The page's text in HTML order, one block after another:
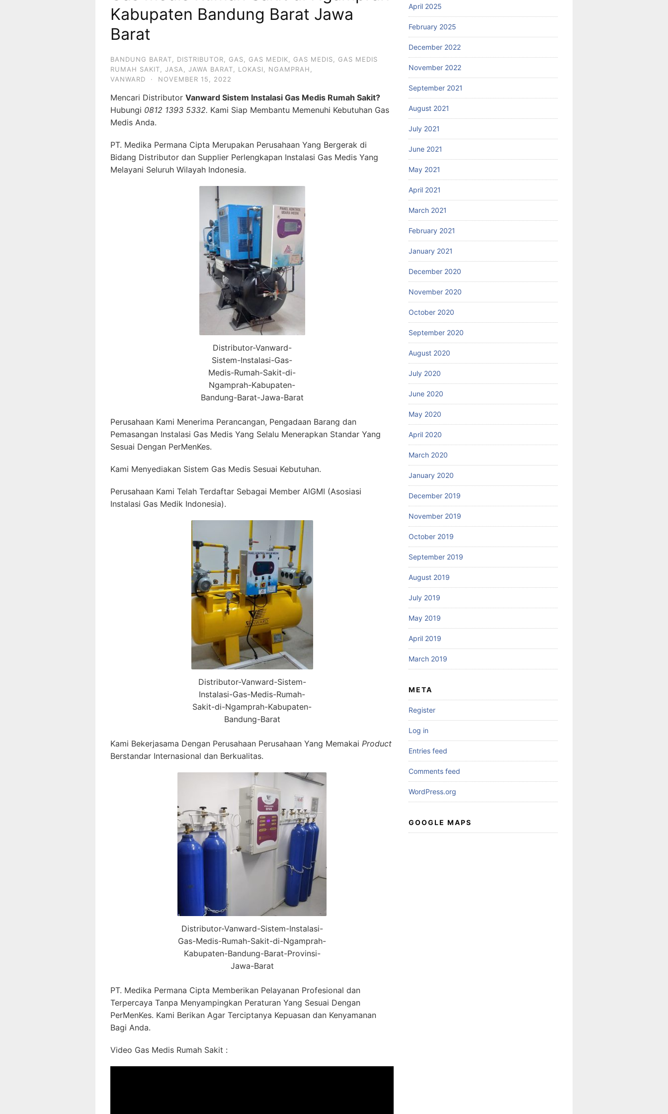
Kabupaten Bandung Barat Jawa
Barat
BANDUNG BARAT DISTRIBUTOR GAS GAS MEDIK GAS MEDIS
GAS MEDIS
RUMAH SAKIT
JASA JAWA BARAT LOKASI NGAMPRAH
VANWARD
· NOVEMBER 15, 2022
Mencari Distributor Vanward Sistem Instalasi Gas Medis Rumah Sakit?
Hubungi 0812 1393 5332. Kami Siap Membantu Memenuhi Kebutuhan Gas
Medis Anda.
PT. Medika Permana Cipta Merupakan Perusahaan Yang Bergerak di
Bidang Distributor dan Supplier Perlengkapan Instalasi Gas Medis Yang
Melayani Seluruh Wilayah Indonesia.
Distributor-Vanward-
Sistem-Instalasi-Gas-
Medis-Rumah-Sakit-di-
Ngamprah-Kabupaten-
Bandung-Barat-Jawa-Barat
Perusahaan Kami Menerima Perancangan, Pengadaan Barang dan
Pemasangan Instalasi Gas Medis Yang Selalu Menerapkan Standar Yang
Sesuai Dengan PerMenKes.
Kami Menyediakan Sistem Gas Medis Sesuai Kebutuhan.
Perusahaan Kami Telah Terdaftar Sebagai Member AIGMI (Asosiasi
Instalasi Gas Medik Indonesia).
Distributor-Vanward-Sistem-
Instalasi-Gas-Medis-Rumah-
Sakit-di-Ngamprah-Kabupaten-
Bandung-Barat
Kami Bekerjasama Dengan Perusahaan Perusahaan Yang Memakai Product
Berstandar Internasional dan Berkualitas.
Distributor-Vanward-Sistem-Instalasi-
Gas-Medis-Rumah-Sakit-di-Ngamprah-
Kabupaten-Bandung-Barat-Provinsi-
Jawa-Barat
PT. Medika Permana Cipta Memberikan Pelayanan Profesional dan
Terpercaya Tanpa Menyampingkan Peraturan Yang Sesuai Dengan
PerMenKes. Kami Berikan Agar Terciptanya Kepuasan dan Kenyamanan
Bagi Anda.
Video Gas Medis Rumah Sakit :
April 2025
February 2025
December 2022
November 2022
September 2021
August 2021
July 2021
June 2021
May 2021
April 2021
March 2021
February 2021
January 2021
December 2020
November 2020
October 2020
September 2020
August 2020
July 2020
June 2020
May 2020
April 2020
March 2020
January 2020
December 2019
November 2019
October 2019
September 2019
August 2019
July 2019
May 2019
April 2019
March 2019
META
Register
Log in
Entries feed
Comments feed
WordPress.org
GOOGLE MAPS